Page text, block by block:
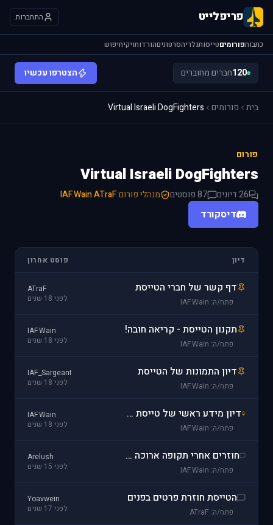
פריפלייט התחברות
כתבותפורומיםטייסותגלריהסרטוניםהורדותויקיחיפוש
120חברים מחוברים הצטרפו עכשיו
בית פורומים Virtual Israeli DogFighters
פורום
Virtual Israeli DogFighters
26 דיונים 87 פוסטים מנהלי פורום:ATraF
·
IAF.Wain
דיסקורד
דיון פוסט אחרון
דף קשר של חברי הטייסת
פתח/ה: IAF.Wain
ATraF
לפני 18 שנים
תקנון הטייסת - קריאה חובה!
פתח/ה: IAF.Wain
IAF.Wain
לפני 18 שנים
דיון התמונות של הטייסת
פתח/ה: IAF.Wain
IAF_Sargeant
לפני 18 שנים
דיון מידע ראשי של טייסת VIDF [עודכן לארונה ב15.12.08]
פתח/ה: IAF.Wain
IAF.Wain
לפני 18 שנים
חוזרים אחרי תקופה ארוכה - 10.1.2011
פתח/ה: IAF.Wain
Arelush
לפני 15 שנים
הטייסת חוזרת פרטים בפנים
פתח/ה: ATraF
Yoavwein
לפני 17 שנים